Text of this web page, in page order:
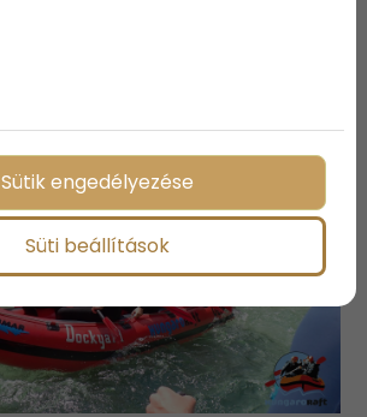
Sütik engedélyezése
Süti beállítások